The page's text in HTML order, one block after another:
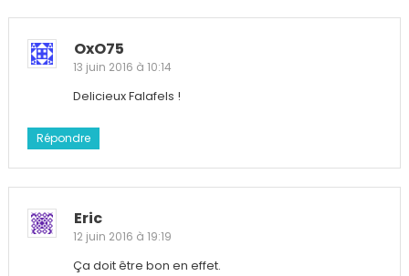
OxO75
13 juin 2016 à 10:14
Delicieux Falafels !
Répondre
Eric
12 juin 2016 à 19:19
Ça doit être bon en effet.